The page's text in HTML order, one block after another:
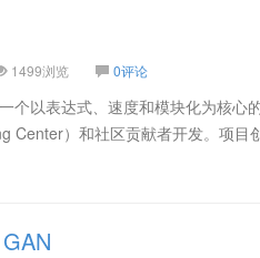
1499浏览 0评论
个以表达式、速度和模块化为核心
Center）和社区贡献者开发。项目